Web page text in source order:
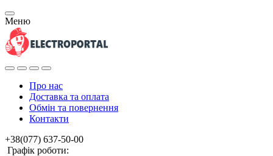
Меню
Про нас
Доставка та оплата
Обмін та повернення
Контакти
+38(077) 637-50-00
Графік роботи: